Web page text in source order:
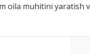
oila muhitini